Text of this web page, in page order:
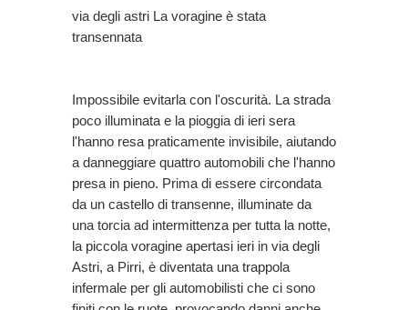
via degli astri La voragine è stata
transennata
Impossibile evitarla con l'oscurità. La strada
poco illuminata e la pioggia di ieri sera
l'hanno resa praticamente invisibile, aiutando
a danneggiare quattro automobili che l'hanno
presa in pieno. Prima di essere circondata
da un castello di transenne, illuminate da
una torcia ad intermittenza per tutta la notte,
la piccola voragine apertasi ieri in via degli
Astri, a Pirri, è diventata una trappola
infermale per gli automobilisti che ci sono